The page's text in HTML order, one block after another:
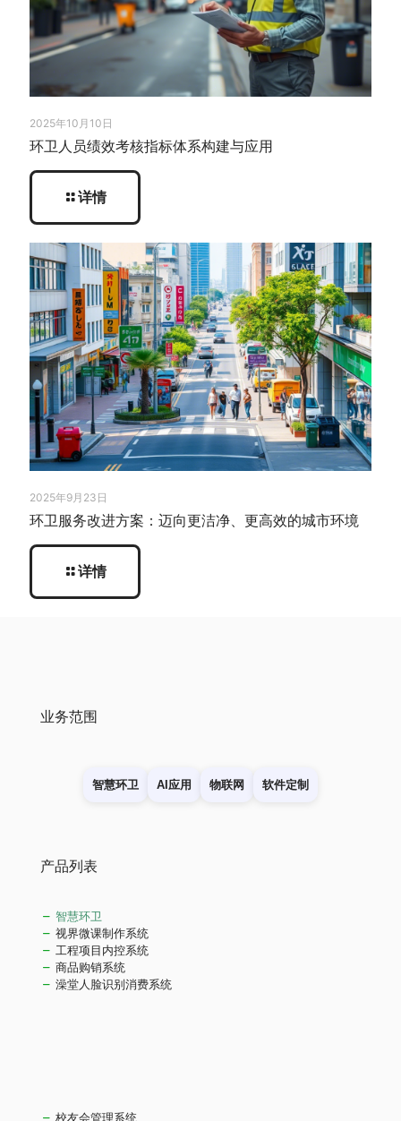
2025年10月10日
环卫人员绩效考核指标体系构建与应用
详情
2025年9月23日
环卫服务改进方案：迈向更洁净、更高效的城市环境
详情
业务范围
智慧环卫 AI应用 物联网 软件定制
产品列表
智慧环卫
视界微课制作系统
工程项目内控系统
商品购销系统
澡堂人脸识别消费系统
校友会管理系统